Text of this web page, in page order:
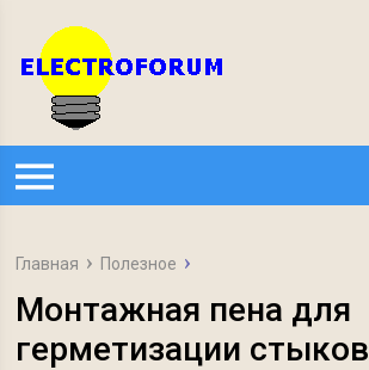
Главная Полезное
Монтажная пена для
герметизации стыков